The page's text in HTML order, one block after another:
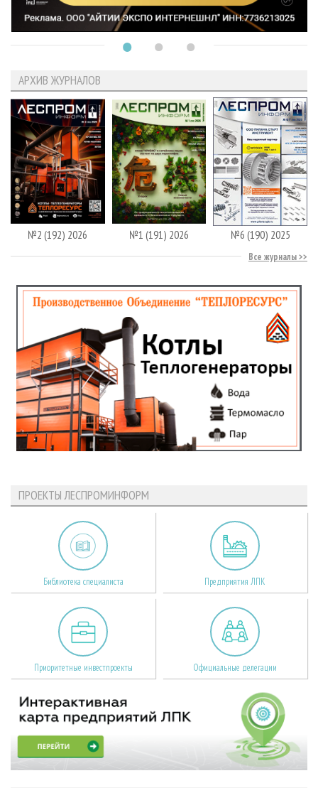
АРХИВ ЖУРНАЛОВ
№2 (192) 2026 №1 (191) 2026 №6 (190) 2025
Все журналы
ПРОЕКТЫ ЛЕСПРОМИНФОРМ
Библиотека специалиста Предприятия ЛПК
Приоритетные инвестпроекты Официальные делегации